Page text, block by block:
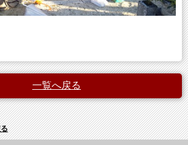
一覧へ戻る